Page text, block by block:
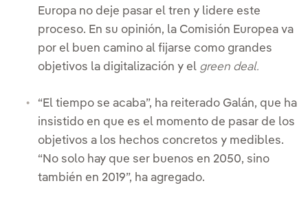
Europa no deje pasar el tren y lidere este
proceso. En su opinión, la Comisión Europea va
por el buen camino al fijarse como grandes
objetivos la digitalización y el green deal.
“El tiempo se acaba”, ha reiterado Galán, que ha
insistido en que es el momento de pasar de los
objetivos a los hechos concretos y medibles.
“No solo hay que ser buenos en 2050, sino
también en 2019”, ha agregado.